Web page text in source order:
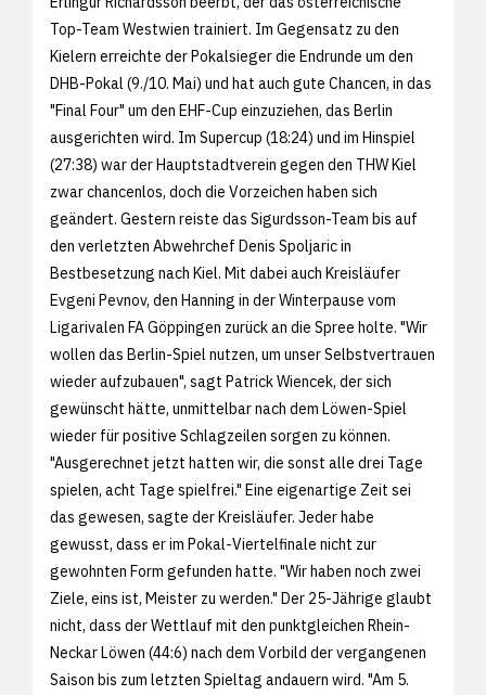
Top-Team Westwien trainiert. Im Gegensatz zu den
Kielern erreichte der Pokalsieger die Endrunde um den
DHB-Pokal (9./10. Mai) und hat auch gute Chancen, in das
"Final Four" um den EHF-Cup einzuziehen, das Berlin
ausgerichten wird. Im Supercup (18:24) und im Hinspiel
(27:38) war der Hauptstadtverein gegen den THW Kiel
zwar chancenlos, doch die Vorzeichen haben sich
geändert. Gestern reiste das Sigurdsson-Team bis auf
den verletzten Abwehrchef Denis Spoljaric in
Bestbesetzung nach Kiel. Mit dabei auch Kreisläufer
Evgeni Pevnov, den Hanning in der Winterpause vom
Ligarivalen FA Göppingen zurück an die Spree holte. "Wir
wollen das Berlin-Spiel nutzen, um unser Selbstvertrauen
wieder aufzubauen", sagt Patrick Wiencek, der sich
gewünscht hätte, unmittelbar nach dem Löwen-Spiel
wieder für positive Schlagzeilen sorgen zu können.
"Ausgerechnet jetzt hatten wir, die sonst alle drei Tage
spielen, acht Tage spielfrei." Eine eigenartige Zeit sei
das gewesen, sagte der Kreisläufer. Jeder habe
gewusst, dass er im Pokal-Viertelfinale nicht zur
gewohnten Form gefunden hatte. "Wir haben noch zwei
Ziele, eins ist, Meister zu werden." Der 25-Jährige glaubt
nicht, dass der Wettlauf mit den punktgleichen Rhein-
Neckar Löwen (44:6) nach dem Vorbild der vergangenen
Saison bis zum letzten Spieltag andauern wird. "Am 5.